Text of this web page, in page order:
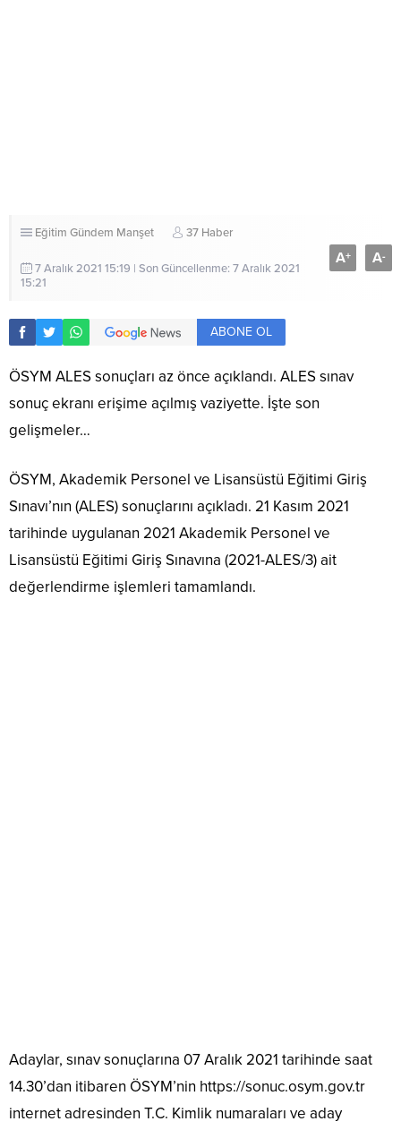
Eğitim Gündem Manşet 37 Haber
7 Aralık 2021 15:19 | Son Güncellenme: 7 Aralık 2021
15:21
A+ A-
ABONE OL
ÖSYM ALES sonuçları az önce açıklandı. ALES sınav
sonuç ekranı erişime açılmış vaziyette. İşte son
gelişmeler…
ÖSYM, Akademik Personel ve Lisansüstü Eğitimi Giriş
Sınavı’nın (ALES) sonuçlarını açıkladı. 21 Kasım 2021
tarihinde uygulanan 2021 Akademik Personel ve
Lisansüstü Eğitimi Giriş Sınavına (2021-ALES/3) ait
değerlendirme işlemleri tamamlandı.
Adaylar, sınav sonuçlarına 07 Aralık 2021 tarihinde saat
14.30’dan itibaren ÖSYM’nin https://sonuc.osym.gov.tr
internet adresinden T.C. Kimlik numaraları ve aday